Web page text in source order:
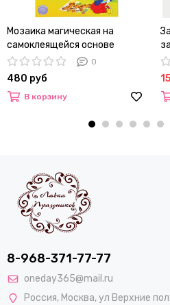
Мозаика магическая на
самоклеящейся основе
Мульти-Пульти "Тигренок" из
мягкого пластика
0
480 руб
В корзину
8-968-371-77-77
oneday365@mail.ru
Россия, Москва,ул Верхние